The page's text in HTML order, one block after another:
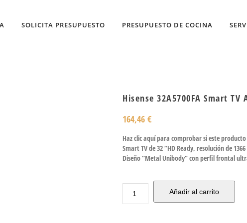
SOLICITA PRESUPUESTO PRESUPUESTO DE COCINA
Hisense 32A5700FA Smart TV
164,46 €
Haz clic aquí para comprobar si este
Smart TV de 32 “HD Ready, resolución de 1366
Diseño “Metal Unibody” con perfil frontal
Añadir al carrito